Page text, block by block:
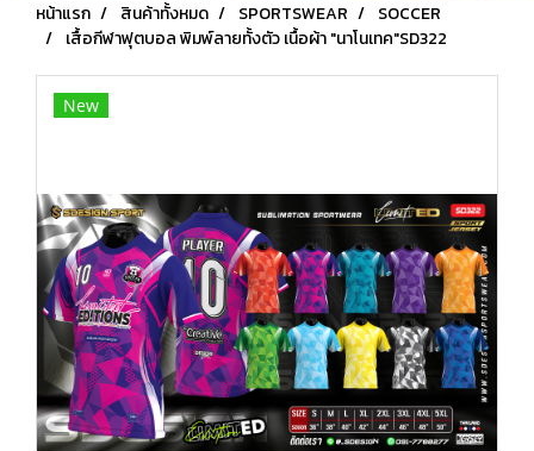
หน้าแรก สินค้าทั้งหมด SPORTSWEAR
SOCCER
เสื้อกีฬาฟุตบอล พิมพ์ลายทั้งตัว เนื้อผ้า "นาโนเทค"SD322
New